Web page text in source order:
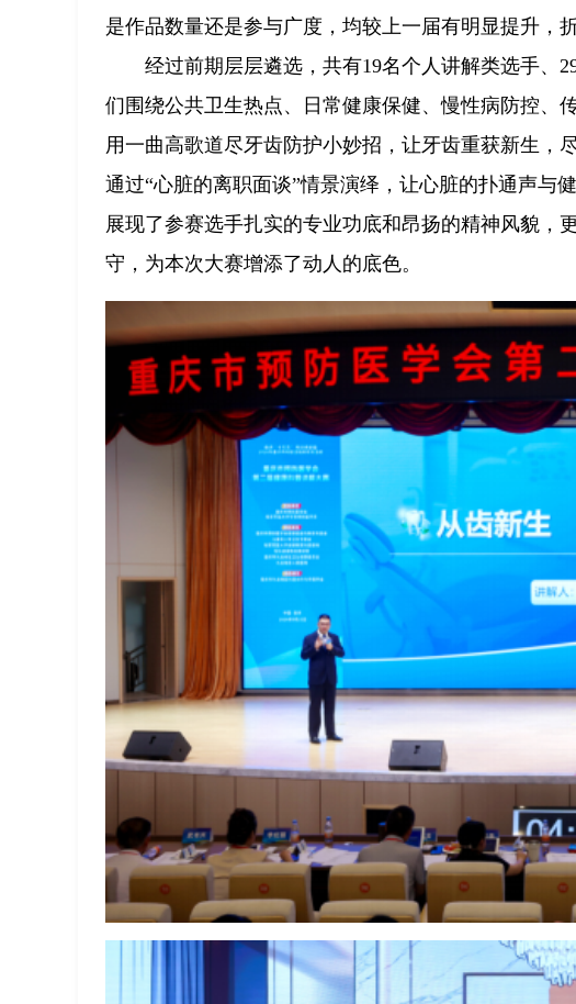
是作品数量还是参与广度，均较上一届有明显提升，
经过前期层层遴选，共有19名个人讲解类选手、
们围绕公共卫生热点、日常健康保健、慢性病防控、
用一曲高歌道尽牙齿防护小妙招，让牙齿重获新生
通过“心脏的离职面谈”情景演绎，让心脏的扑通声
展现了参赛选手扎实的专业功底和昂扬的精神风貌，
守，为本次大赛增添了动人的底色。